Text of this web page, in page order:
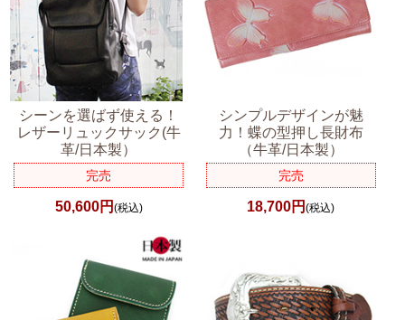
シーンを選ばず使える！
レザーリュックサック(牛
革/日本製）
完売
50,600円 (税込)
シンプルデザインが魅
力！蝶の型押し長財布
（牛革/日本製）
完売
18,700円(税込)